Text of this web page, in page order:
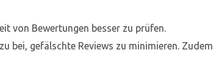
von Bewertungen besser zu prüfen.
bei, gefälschte Reviews zu minimieren. Zudem